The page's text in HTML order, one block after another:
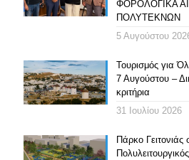
ΦΟΡΟΛΟΓΙΚΑ
ΠΟΛΥΤΕΚΝΩΝ
5 Αυγούστου
Τουρισμός για
7 Αυγούστου –
κριτήρια
31 Ιουλίου 2026
Πάρκο